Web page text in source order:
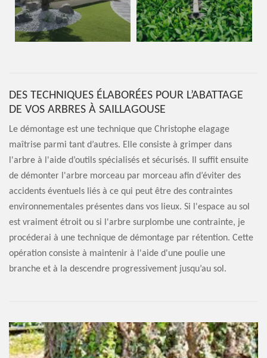
DES TECHNIQUES ÉLABORÉES POUR L’ABATTAGE
DE VOS ARBRES À SAILLAGOUSE
Le démontage est une technique que Christophe elagage
maîtrise parmi tant d’autres. Elle consiste à grimper dans
l'arbre à l'aide d’outils spécialisés et sécurisés. Il suffit ensuite
de démonter l'arbre morceau par morceau afin d’éviter des
accidents éventuels liés à ce qui peut être des contraintes
environnementales présentes dans vos lieux. Si l'espace au sol
est vraiment étroit ou si l'arbre surplombe une contrainte, je
procéderai à une technique de démontage par rétention. Cette
opération consiste à maintenir à l'aide d'une poulie une
branche et à la descendre progressivement jusqu’au sol.